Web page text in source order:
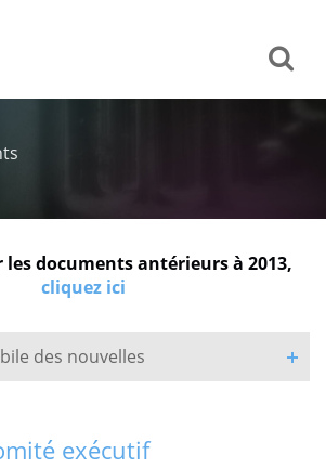
documents antérieurs à 2013,
cliquez ici
des nouvelles
exécutif